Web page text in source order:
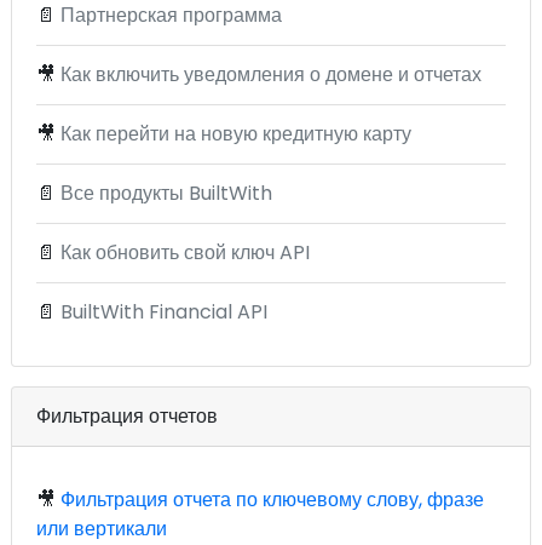
📄 Партнерская программа
🎥 Как включить уведомления о домене и отчетах
🎥 Как перейти на новую кредитную карту
📄 Все продукты BuiltWith
📄 Как обновить свой ключ API
📄 BuiltWith Financial API
Фильтрация отчетов
🎥 Фильтрация отчета по ключевому слову, фразе
или вертикали